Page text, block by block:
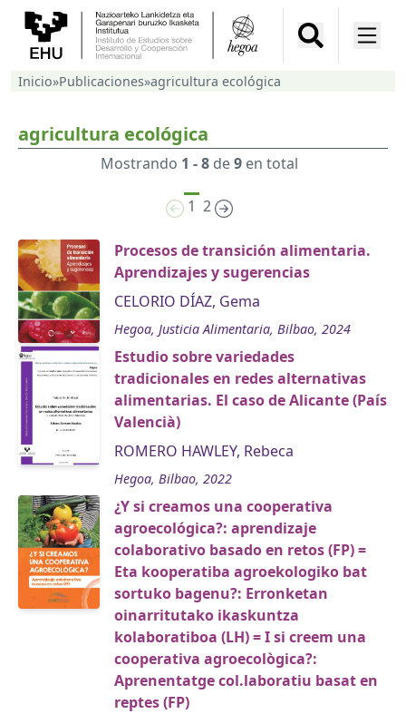
Inicio»Publicaciones»agricultura ecológica
agricultura ecológica
Mostrando 1 - 8 de9 en total
1 2
Procesos de transición alimentaria.
Aprendizajes y sugerencias
CELORIO DÍAZ, Gema
Hegoa, Justicia Alimentaria, Bilbao, 2024
Estudio sobre variedades
tradicionales en redes alternativas
alimentarias. El caso de Alicante (País
Valencià)
ROMERO HAWLEY, Rebeca
Hegoa, Bilbao, 2022
¿Y si creamos una cooperativa
agroecológica?: aprendizaje
colaborativo basado en retos (FP) =
Eta kooperatiba agroekologiko bat
sortuko bagenu?: Erronketan
oinarritutako ikaskuntza
kolaboratiboa (LH) = I si creem una
cooperativa agroecològica?:
Aprenentatge col.laboratiu basat en
reptes (FP)